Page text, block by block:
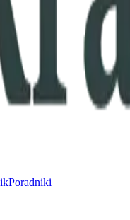
Poradniki